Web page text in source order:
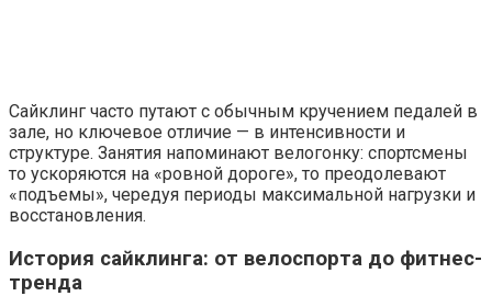
Сайклинг часто путают с обычным кручением педалей в
зале, но ключевое отличие — в интенсивности и
структуре. Занятия напоминают велогонку: спортсмены
то ускоряются на «ровной дороге», то преодолевают
«подъемы», чередуя периоды максимальной нагрузки и
восстановления.
История сайклинга: от велоспорта до фитнес-
тренда